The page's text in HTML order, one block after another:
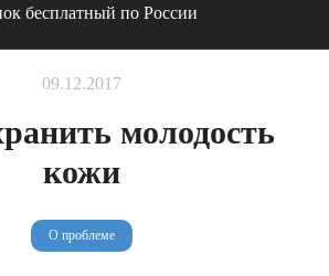
бесплатный по России
09.12.2017
молодость
кожи
О проблеме